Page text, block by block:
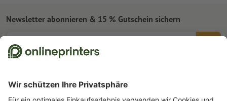
Über Onlineprinters
Service
Newsletter abonnieren & 15 % Gutschein sichern